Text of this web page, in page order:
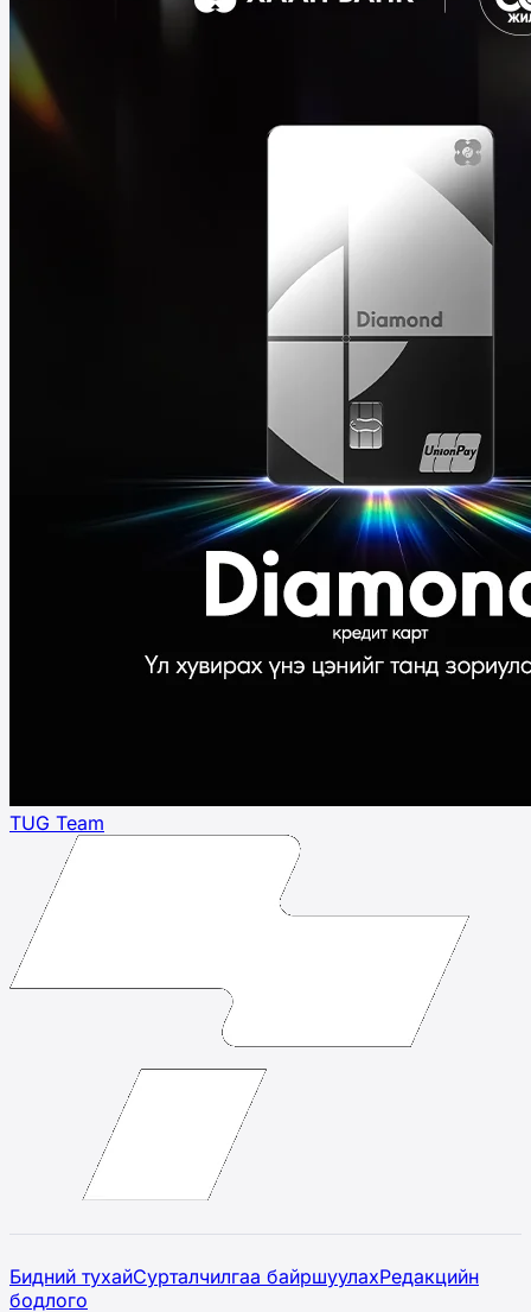
TUG Team
Бидний тухайСурталчилгаа байршуулахРедакцийн
бодлого